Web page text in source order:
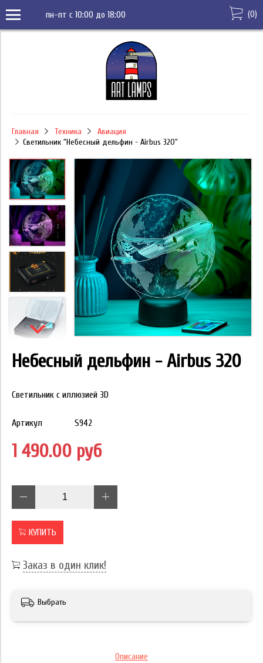
пн-пт с 10:00 до 18:00 (0)
Главная Техника
Авиация
Светильник "Небесный дельфин - Airbus 320"
Небесный дельфин - Airbus 320
Светильник с иллюзией 3D
Артикул S942
1 490.00 руб
КУПИТЬ
Заказ в один клик!
Выбрать
Описание